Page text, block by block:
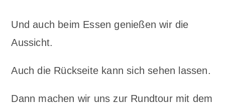
Und auch beim Essen genießen wir die
Aussicht.
Auch die Rückseite kann sich sehen lassen.
Dann machen wir uns zur Rundtour mit dem